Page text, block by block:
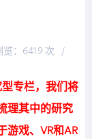
览：6419 次
/
专栏，我们将
理其中的研究
游戏、VR和AR